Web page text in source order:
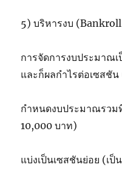
5) บริหารงบ
การจัดการงบประมาณ
และก็ผลกำไรต่อเซสชัน
กำหนดงบประมาณรวม
10,000 บาท)
แบ่งเป็นเซสชันย่อย (เป็